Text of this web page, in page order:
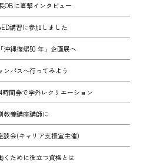
OBに直撃インタビュー
講習に参加しました
沖縄復帰50 年」企画展へ
ンパスへ行ってみよう
時間券で学外レクリエーション
教養講座講師に
談会(キャリア支援室主催)
くために役立つ資格とは